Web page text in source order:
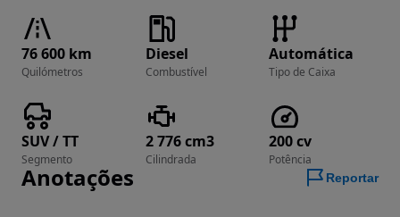
76 600 km
Quilómetros
Diesel
Combustível
Automática
Tipo de Caixa
SUV / TT
Segmento
2 776 cm3
Cilindrada
200 cv
Potência
Anotações Reportar